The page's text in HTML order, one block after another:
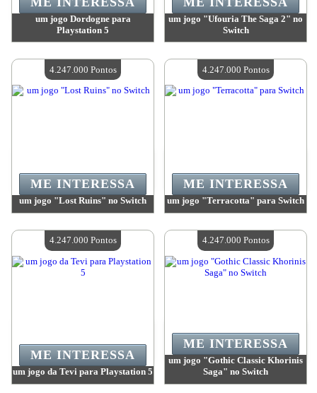
um jogo Dordogne para
Playstation 5
Quantidade disponível:4
um jogo "Ufouria The Saga 2" no
Switch
Quantidade disponível:4
um jogo "Lost Ruins" no Switch
Quantidade disponível:4
ME INTERESSA
4.247.000 Pontos
um jogo "Terracotta" para Switch
Quantidade disponível:4
ME INTERESSA
4.247.000 Pontos
um jogo da Tevi para Playstation 5
ME INTERESSA
4.247.000 Pontos
um jogo "Gothic Classic Khorinis
Saga" no Switch
ME INTERESSA
4.247.000 Pontos